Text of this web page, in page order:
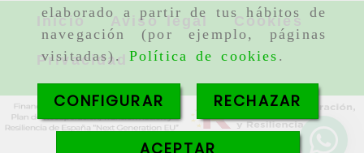
elaborado a partir de tus hábitos de
navegación (por ejemplo, páginas
visitadas). Política de cookies .
CONFIGURAR RECHAZAR
ACEPTAR
Inicio Aviso legal Cookies
Privacidad